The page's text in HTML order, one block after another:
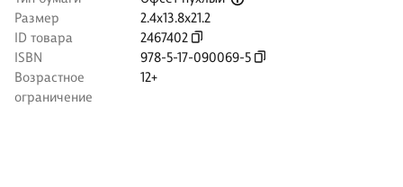
Размер
2.4x13.8x21.2
ID товара
2467402
ISBN
978-5-17-090069-5
Возрастное
ограничение
12+